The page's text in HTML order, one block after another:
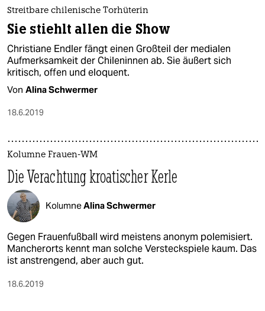
Streitbare chilenische Torhüterin
Sie stiehlt allen die Show
Christiane Endler fängt einen Großteil der medialen
Aufmerksamkeit der Chileninnen ab. Sie äußert sich
kritisch, offen und eloquent.
Von Alina Schwermer
18.6.2019
Kolumne Frauen-WM
Die Verachtung kroatischer Kerle
KolumneAlina Schwermer
Gegen Frauenfußball wird meistens anonym polemisiert.
Mancherorts kennt man solche Versteckspiele kaum. Das
ist anstrengend, aber auch gut.
18.6.2019